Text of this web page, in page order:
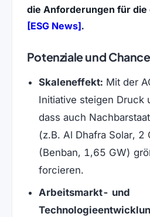
die Anforderungen für die
[ESG News](öffnet in
.
Potenziale und
Skaleneffekt: Mit der
Initiative steigen Druck
dass auch
(z.B. Al Dhafra Solar, 2
(Benban, 1,65 GW)
forcieren.
Arbeitsmarkt- und